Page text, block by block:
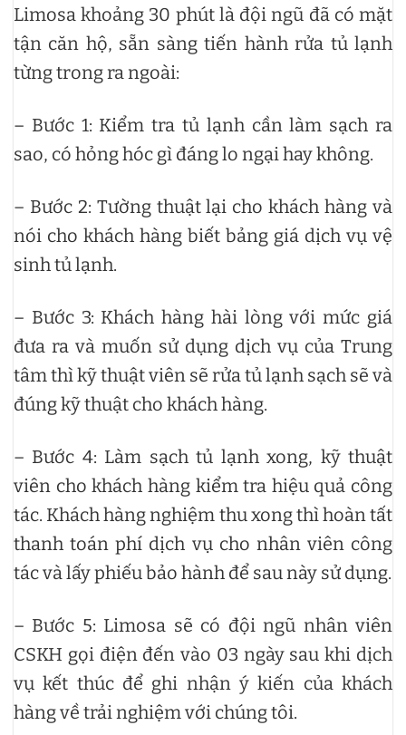
Limosa khoảng 30 phút là đội ngũ đã có mặt
tận căn hộ, sẵn sàng tiến hành rửa tủ lạnh
từng trong ra ngoài:
– Bước 1: Kiểm tra tủ lạnh cần làm sạch ra
sao, có hỏng hóc gì đáng lo ngại hay không.
– Bước 2: Tường thuật lại cho khách hàng và
nói cho khách hàng biết bảng giá dịch vụ vệ
sinh tủ lạnh.
– Bước 3: Khách hàng hài lòng với mức giá
đưa ra và muốn sử dụng dịch vụ của Trung
tâm thì kỹ thuật viên sẽ rửa tủ lạnh sạch sẽ và
đúng kỹ thuật cho khách hàng.
– Bước 4: Làm sạch tủ lạnh xong, kỹ thuật
viên cho khách hàng kiểm tra hiệu quả công
tác. Khách hàng nghiệm thu xong thì hoàn tất
thanh toán phí dịch vụ cho nhân viên công
tác và lấy phiếu bảo hành để sau này sử dụng.
– Bước 5: Limosa sẽ có đội ngũ nhân viên
CSKH gọi điện đến vào 03 ngày sau khi dịch
vụ kết thúc để ghi nhận ý kiến của khách
hàng về trải nghiệm với chúng tôi.